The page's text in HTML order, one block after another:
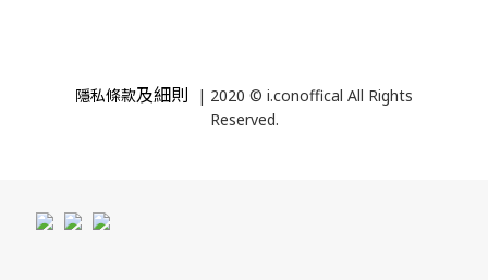
隱私條款及細則
| 2020 © i.conoffical All Rights
Reserved.